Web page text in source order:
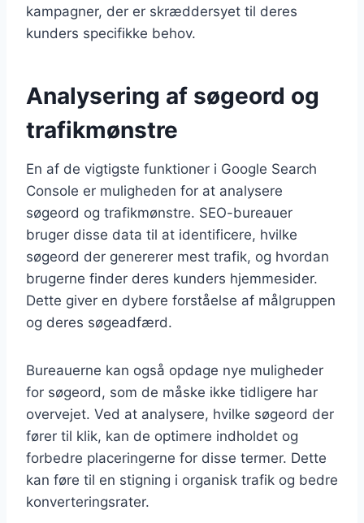
kampagner, der er skræddersyet til deres
kunders specifikke behov.
Analysering af søgeord og
trafikmønstre
En af de vigtigste funktioner i Google Search
Console er muligheden for at analysere
søgeord og trafikmønstre. SEO-bureauer
bruger disse data til at identificere, hvilke
søgeord der genererer mest trafik, og hvordan
brugerne finder deres kunders hjemmesider.
Dette giver en dybere forståelse af målgruppen
og deres søgeadfærd.
Bureauerne kan også opdage nye muligheder
for søgeord, som de måske ikke tidligere har
overvejet. Ved at analysere, hvilke søgeord der
fører til klik, kan de optimere indholdet og
forbedre placeringerne for disse termer. Dette
kan føre til en stigning i organisk trafik og bedre
konverteringsrater.